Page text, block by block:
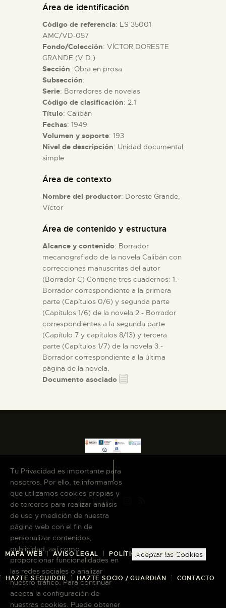
ACTIVIDADES
█
EL MUSEO
COLECCIONES
DIDÁCTICA
ESPAÑOL
Área de identificación
Código de referencia: ES 35001
AMC/VD-057
Fondo/Colección: VÍCTOR DORESTE
GRANDE (V.D.)
Sección: Obra en prosa
Subsección:
Serie: Borradores de novelas
Código de clasificación: 2.1
Título: Calibán
Fechas: 1949
Volumen y soporte: 193
Nivel de descripción: Unidad documental
simple
Área de contexto
Nombre del productor: Doreste Grande,
Víctor
Área de contenido y estructura
Alcance y contenido: Borrador
mecanografiado de la novela Calibán con
correcciones manuscritas del autor
(Borrador C) Contiene tres cuadernos: 1.-
Borrador correspondiente a la primera
parte (Capítulos 0/6) y segunda parte
(Capítulos 1/6) de la novela 2.- Borrador
correspondientes a la segunda parte
(Capítulo 7 y capítulos 8/13) y tercera
parte (Capítulos 1/7) de la novela 3.-
Borrador correspondiente a la última
página de la novela.
Documento asociado
MAPA WEB AVISO LEGAL POLÍTICA DE COOKIES
HAZTE SEGUIDOR HAZTE SOCIO / GUARDIÁN CONTACTO
Tu Privacidad es importante para
nosotros. Por ello, te informamos
que utilizamos cookies propias y
de terceros para realizar análisis
de uso y medición de nuestra
página web con el fin de
personalizar contenidos,
publicidad, así como
proporcionar funcionalidades en
las redes sociales o analizar
nuestro tráfico. Para continuar
acepta la configuración de
nuestras cookies. Puede obtener
Aceptar las Cookies